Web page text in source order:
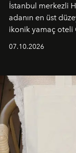
İstanbul merkezli
adanın en üst
ikonik yamaç oteli
buluşturarak
sürükleyici ve
07.10.2026